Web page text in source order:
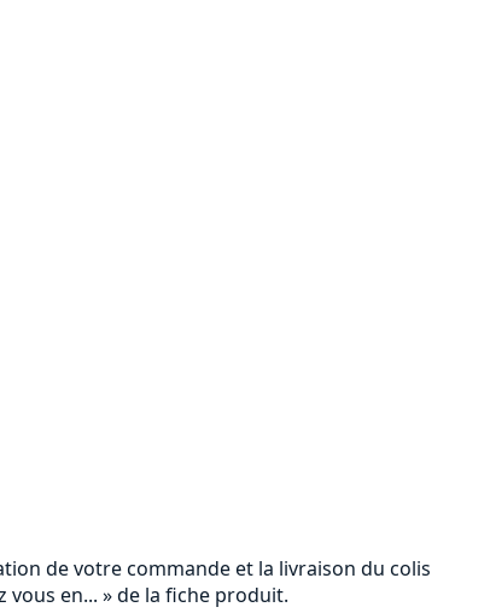
de votre commande et la livraison du colis
vous en... » de la fiche produit.